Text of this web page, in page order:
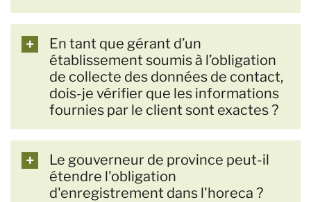
En tant que gérant d’un
établissement soumis à l’obligation
de collecte des données de contact,
dois-je vérifier que les informations
fournies par le client sont exactes ?
Le gouverneur de province peut-il
étendre l'obligation
d'enregistrement dans l'horeca ?